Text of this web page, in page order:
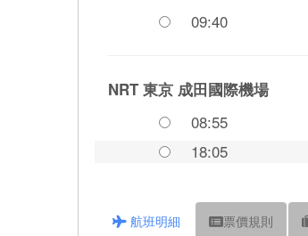
09:40
NRT 東京 成田國際機場
08:55
18:05
航班明細 票價規則